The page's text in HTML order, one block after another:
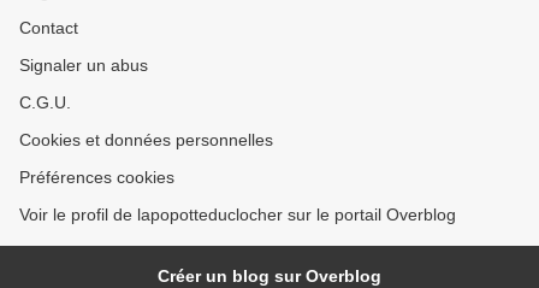
Contact
Signaler un abus
C.G.U.
Cookies et données personnelles
Préférences cookies
Voir le profil de lapopotteduclocher sur le portail Overblog
Créer un blog sur Overblog